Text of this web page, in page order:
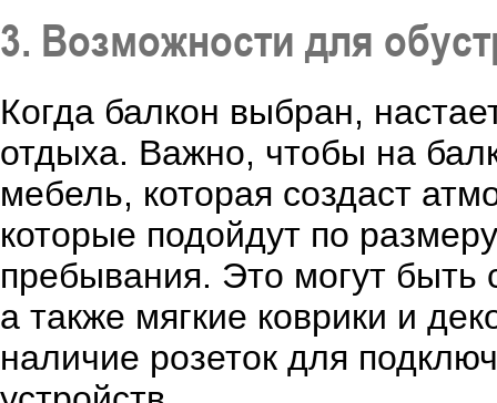
3. Возможности для
Когда балкон выбран,
отдыха. Важно, чтобы на
мебель, которая создаст
которые подойдут по
пребывания. Это могут быть
а также мягкие коврики и
наличие розеток для